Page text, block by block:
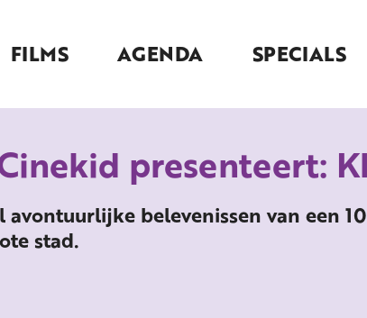
FILMS AGENDA SPECIALS
presenteert:
avontuurlijke belevenissen van een
stad.